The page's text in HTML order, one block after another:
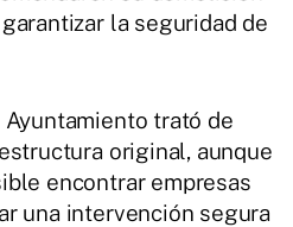
la seguridad de
trató de
original, aunque
encontrar empresas
una intervención segura